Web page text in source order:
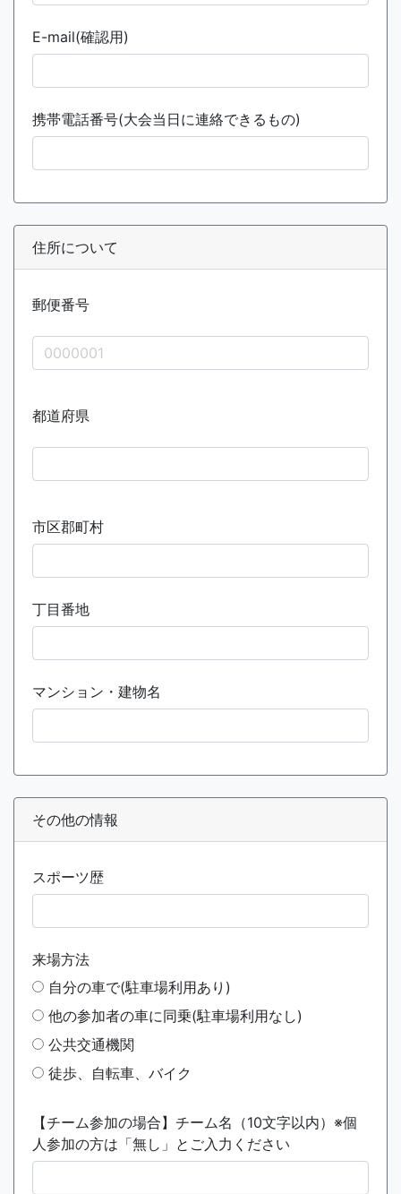
E-mail(確認用)
携帯電話番号(大会当日に連絡できるもの)
住所について
郵便番号
都道府県
市区郡町村
丁目番地
マンション・建物名
その他の情報
スポーツ歴
来場方法
自分の車で(駐車場利用あり)
他の参加者の車に同乗(駐車場利用なし)
公共交通機関
徒歩、自転車、バイク
【チーム参加の場合】チーム名（10文字以内）※個
人参加の方は「無し」とご入力ください